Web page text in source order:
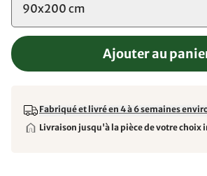
90x200 cm
Ajouter au
Fabriqué et livré en 4 à 6 semaines
Livraison jusqu'à la pièce de votre choix